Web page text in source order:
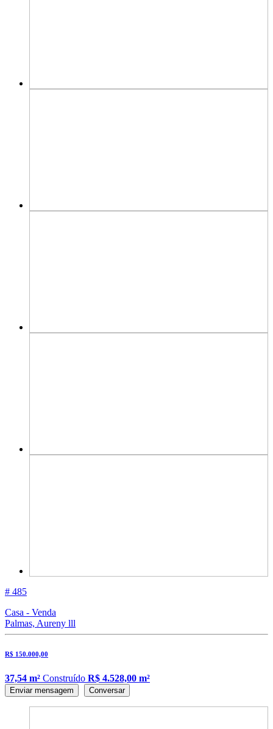
# 485
Casa - Venda
Palmas, Aureny lll
R$ 150.000,00
37,54 m² Construído R$ 4.528,00 m²
Enviar mensagem Conversar